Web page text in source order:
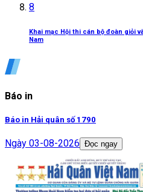
8
Khai mạc Hội thi cán bộ đoàn giỏi
Nam
Báo in
Báo in Hải quân số 1790
Ngày 03-08-2026 Đọc ngay